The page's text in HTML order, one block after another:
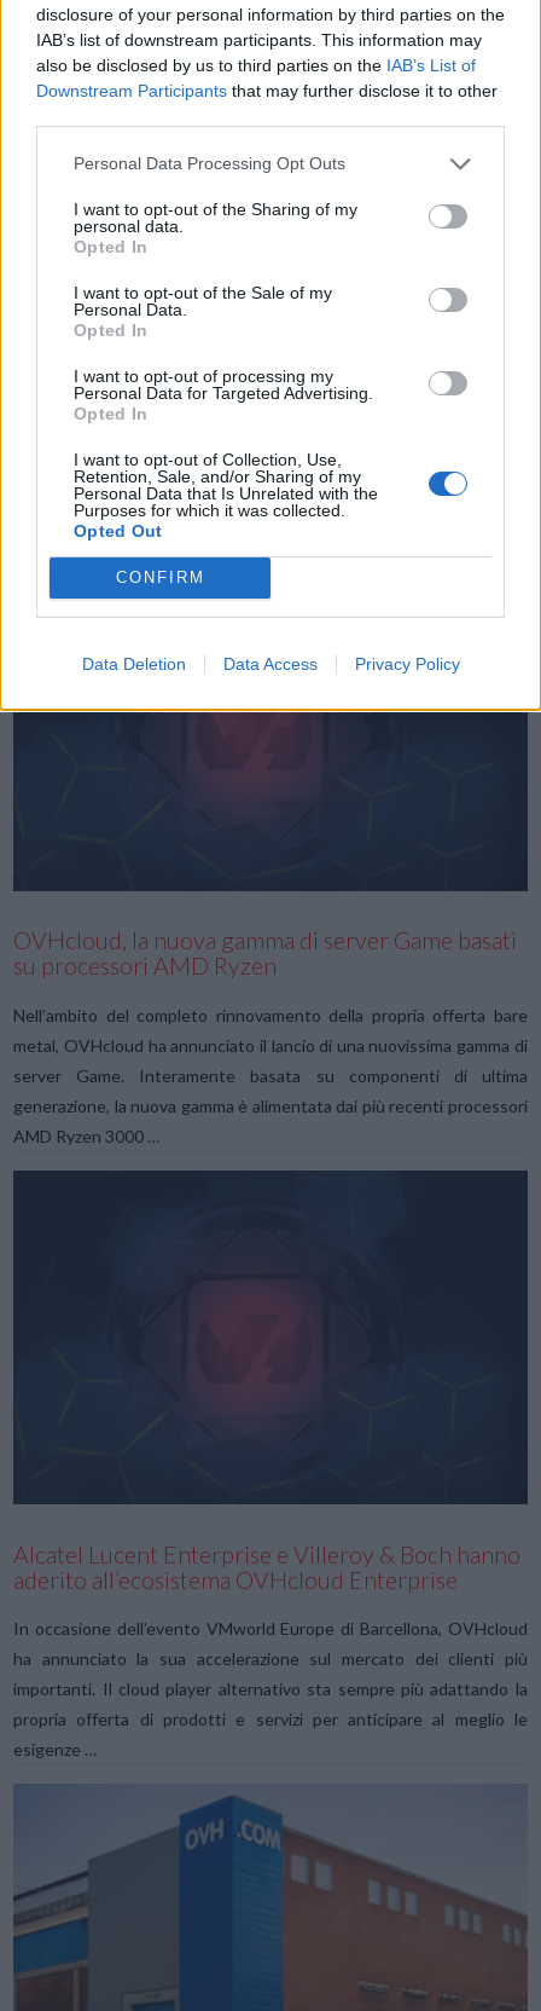
disclosure of your personal information by third parties on the
IAB’s list of downstream participants. This information may
also be disclosed by us to third parties on the IAB’s List of
Downstream Participants that may further disclose it to other
Personal Data Processing Opt Outs
I want to opt-out of the Sharing of my
personal data.
Opted In
I want to opt-out of the Sale of my
Personal Data.
Opted In
I want to opt-out of processing my
Personal Data for Targeted Advertising.
Opted In
I want to opt-out of Collection, Use,
Retention, Sale, and/or Sharing of my
Personal Data that Is Unrelated with the
Purposes for which it was collected.
Opted Out
CONFIRM
Data Deletion Data Access Privacy Policy
VIEW POST
e alte prestazioni per tutte le aziende
Virtuali (VPS), progettati per i DevOps e le PMI. Ciò si traduce in una
gamma più ampia e scalabile, ancora più adatta alle esigenze delle
aziende e accessibile con pochi clic …
OVHcloud, la nuova gamma di server Game basati
su processori AMD Ryzen
Nell’ambito del completo rinnovamento della propria offerta bare
metal, OVHcloud ha annunciato il lancio di una nuovissima gamma di
server Game. Interamente basata su componenti di ultima
generazione, la nuova gamma è alimentata dai più recenti processori
AMD Ryzen 3000 …
Alcatel Lucent Enterprise e Villeroy & Boch hanno
aderito all’ecosistema OVHcloud Enterprise
In occasione dell’evento VMworld Europe di Barcellona, OVHcloud
ha annunciato la sua accelerazione sul mercato dei clienti più
importanti. Il cloud player alternativo sta sempre più adattando la
propria offerta di prodotti e servizi per anticipare al meglio le
esigenze …